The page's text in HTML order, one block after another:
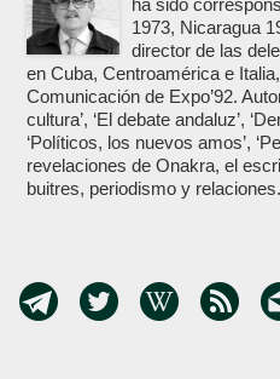
ha sido
1973, Nicaragua
director de las
en Cuba, Centroamérica e
Comunicación de Expo’92.
cultura’, ‘El debate andaluz’,
‘Políticos, los nuevos amos’,
revelaciones de Onakra, el
buitres, periodismo y